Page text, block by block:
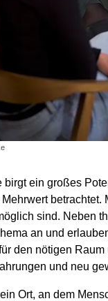
birgt ein großes
sind. Neben
an und
den nötigen
und neu
Ort, an dem